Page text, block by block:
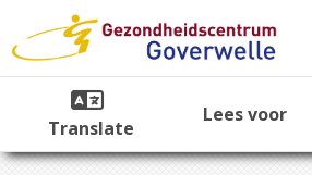
Translate
Lees voor